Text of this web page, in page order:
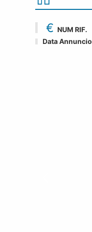
€ NUM RIF.
Data Annuncio